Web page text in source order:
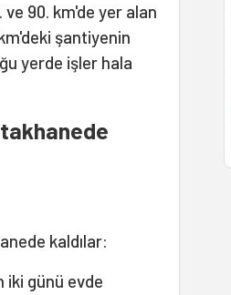
90. km'de yer alan
şantiyenin
yerde işler hala
kaldılar:
iki günü evde